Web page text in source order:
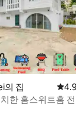
개
의 집 평
한 홈스위트홈